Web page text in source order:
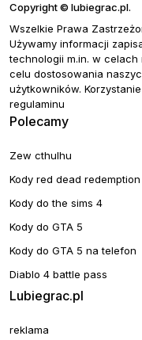
Copyright © lubiegrac.pl.
Wszelkie Prawa
Używamy informacji
technologii m.in. w
celu dostosowania
użytkowników.
regulaminu
Polecamy
Zew cthulhu
Kody red dead redemption
Kody do the sims 4
Kody do GTA 5
Kody do GTA 5 na telefon
Diablo 4 battle pass
Lubiegrac.pl
reklama